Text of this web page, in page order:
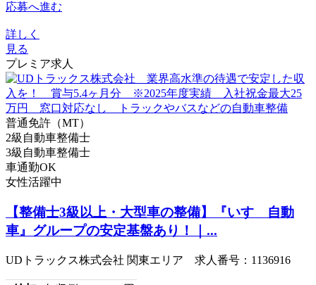
応募へ進む
詳しく
見る
プレミア求人
普通免許（MT）
2級自動車整備士
3級自動車整備士
車通勤OK
女性活躍中
【整備士3級以上・大型車の整備】『いすゞ自動
車』グループの安定基盤あり！｜...
UDトラックス株式会社 関東エリア 求人番号：1136916